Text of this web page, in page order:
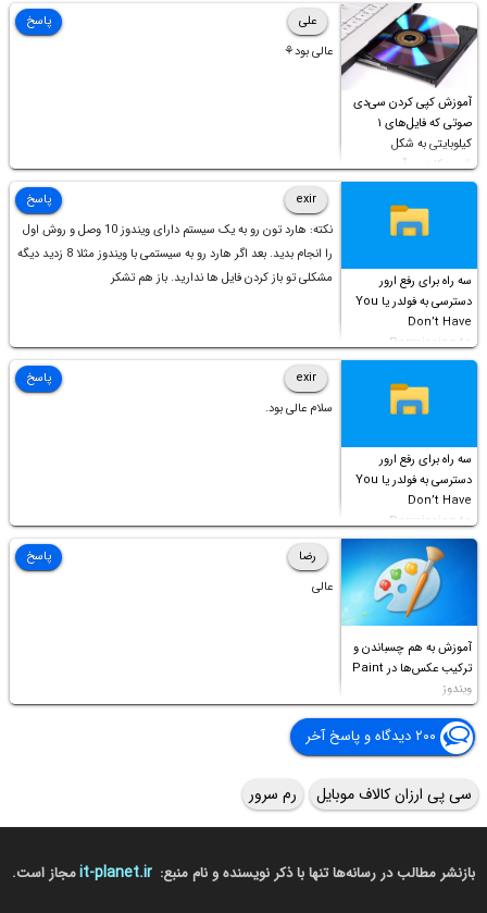
آموزش کپی کردن سی‌دی
صوتی که فایل‌های ۱
کیلوبایتی به شکل
شورت‌کات در آن موجود
است!
علی
عالی بود⚘
پاسخ
سه راه برای رفع ارور
دسترسی به فولدر یا You
Don’t Have
Permission to
Access this folder
exir
نکته: هارد تون رو به یک سیستم دارای ویندوز 10 وصل و روش اول
را انجام بدید. بعد اگر هارد رو به سیستمی با ویندوز مثلا 8 زدید دیگه
مشکلی تو باز کردن فایل ها ندارید. باز هم تشکر
پاسخ
سه راه برای رفع ارور
دسترسی به فولدر یا You
Don’t Have
Permission to
Access this folder
exir
سلام عالی بود.
پاسخ
آموزش به هم چسباندن و
ترکیب عکس‌ها در Paint
ویندوز
رضا
عالی
پاسخ
۲۰۰ دیدگاه و پاسخ آخر
سی پی ارزان کالاف موبایل رم سرور
بازنشر مطالب در رسانه‌ها تنها با ذکر نویسنده و نام منبع: it-planet.irمجاز است.